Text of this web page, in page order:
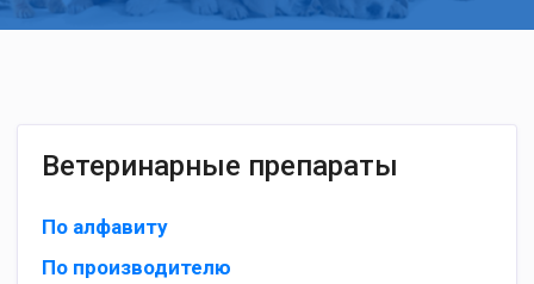
Ветеринарные препараты
По алфавиту
По производителю